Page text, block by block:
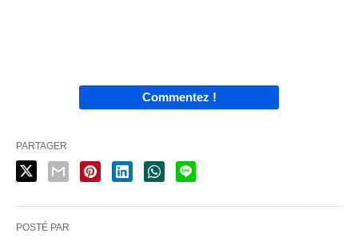
Commentez !
PARTAGER
POSTÉ PAR